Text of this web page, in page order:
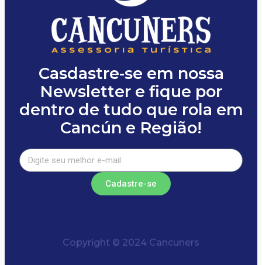
Casdastre-se em nossa
Newsletter e fique por
dentro de tudo que rola em
Cancún e Região!
Cadastre-se
Copyright © 2024 Cancuners